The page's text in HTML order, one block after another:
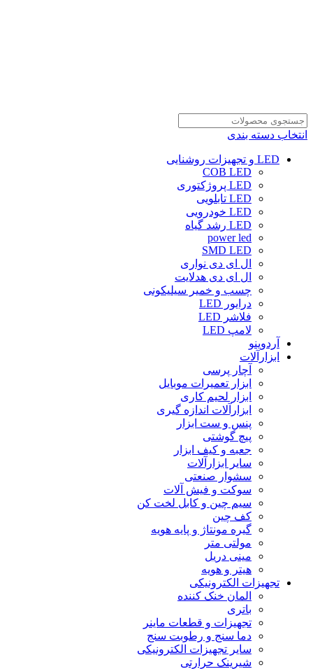
انتخاب دسته بندی
LED و تجهیزات روشنایی
COB LED
LED پروژکتوری
LED تابلویی
LED خودرویی
LED رشد گیاه
power led
SMD LED
ال ای دی نواری
ال ای دی هدلایت
چسب و خمیر سیلیکونی
درایور LED
فلاشر LED
لامپ LED
آردوینو
ابزارآلات
آچار پرسی
ابزار تعمیرات موبایل
ابزار لحیم کاری
ابزارآلات اندازه گیری
پنس و ست ابزار
پیچ گوشتی
جعبه و کیف ابزار
سایر ابزارآلات
سشوار صنعتی
سوکت و فیش آلات
سیم چین و کابل لخت کن
کف چین
گیره مونتاژ و پایه هویه
مولتی متر
مینی دریل
هیتر و هویه
تجهیزات الکترونیکی
المان خنک کننده
باتری
تجهیزات و قطعات ماینر
دما سنج و رطوبت سنج
سایر تجهیزات الکترونیکی
شیرینک حرارتی